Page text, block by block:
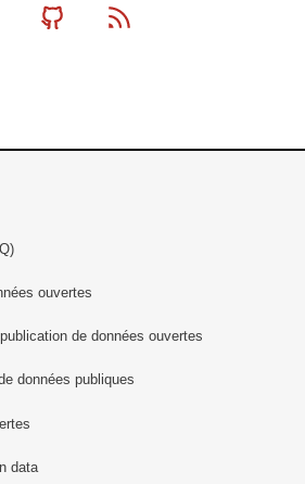
MastodonGithub
ouvertes
de données ouvertes
données publiques
data